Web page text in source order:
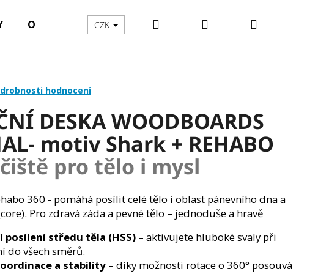
OBLEČENÍ PRO DĚTI O WOODBOARDS
CZK Hledat PřihlášeníNákupní
hodnocení
DESKA WOODBOARDS
motiv Shark + REHABO
pro tělo i mysl
360 - pomáhá posílit celé tělo i oblast pánevního dna a
Pro zdravá záda a pevné tělo – jednoduše a hravě
posílení středu těla (HSS) – aktivujete hluboké svaly při
do všech směrů.
a stability – díky možnosti rotace o 360° posouvá
Následující